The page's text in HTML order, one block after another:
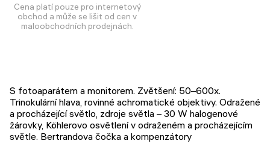
Cena platí pouze pro internetový
obchod a může se lišit od cen v
maloobchodních prodejnách.
S fotoaparátem a monitorem. Zvětšení: 50–600x.
Trinokulární hlava, rovinné achromatické objektivy. Odražené
a procházející světlo, zdroje světla – 30 W halogenové
žárovky, Köhlerovo osvětlení v odraženém a procházejícím
světle. Bertrandova čočka a kompenzátory